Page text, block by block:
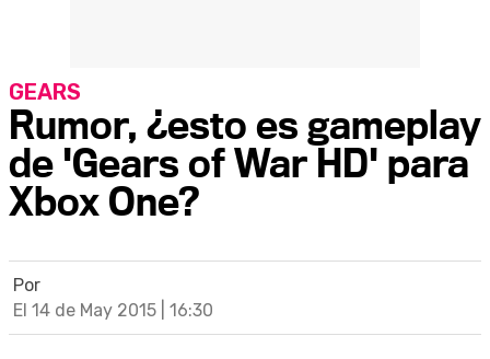
Rumor, ¿esto es gameplay
de 'Gears of War HD' para
Xbox One?
GEARS
Por
El 14 de May 2015 | 16:30